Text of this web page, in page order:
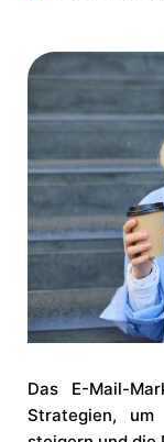
Das E-Mail-
Strategien, um